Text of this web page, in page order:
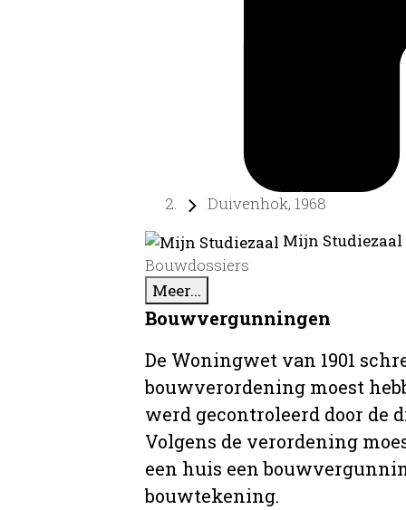
Duivenhok, 1968
Mijn
Bouwdossiers
Meer...
Bouwvergunningen
De Woningwet van 1901
bouwverordening moest
werd gecontroleerd door de
Volgens de verordening
een huis een
bouwtekening.